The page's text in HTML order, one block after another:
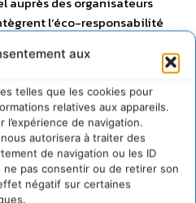
aux
telles que les cookies pour
relatives aux appareils.
l’expérience de navigation.
autorisera à traiter des
de navigation ou les ID
pas consentir ou de retirer son
négatif sur certaines
l’éco-responsabilité
leurs manifestations. > Pour
l’article
éco-responsables